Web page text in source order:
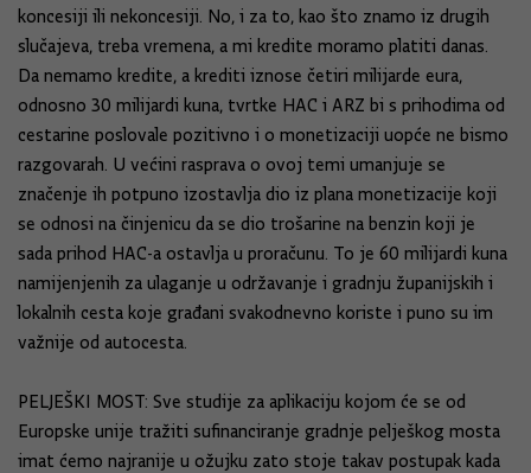
koncesiji ili nekoncesiji. No, i za to, kao što znamo iz drugih
slučajeva, treba vremena, a mi kredite moramo platiti danas.
Da nemamo kredite, a krediti iznose četiri milijarde eura,
odnosno 30 milijardi kuna, tvrtke HAC i ARZ bi s prihodima od
cestarine poslovale pozitivno i o monetizaciji uopće ne bismo
razgovarah. U većini rasprava o ovoj temi umanjuje se
značenje ih potpuno izostavlja dio iz plana monetizacije koji
se odnosi na činjenicu da se dio trošarine na benzin koji je
sada prihod HAC-a ostavlja u proračunu. To je 60 milijardi kuna
namijenjenih za ulaganje u održavanje i gradnju županijskih i
lokalnih cesta koje građani svakodnevno koriste i puno su im
važnije od autocesta.
PELJEŠKI MOST: Sve studije za aplikaciju kojom će se od
Europske unije tražiti sufinanciranje gradnje pelješkog mosta
imat ćemo najranije u ožujku zato stoje takav postupak kada